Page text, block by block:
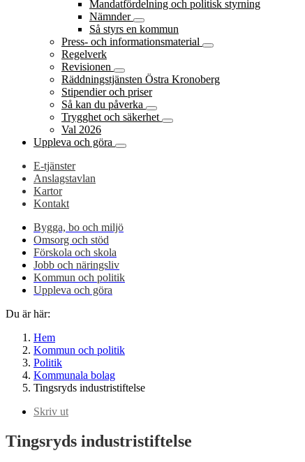
Mandatfördelning och politisk styrning
Nämnder
Så styrs en kommun
Press- och informationsmaterial
Regelverk
Revisionen
Räddningstjänsten Östra Kronoberg
Stipendier och priser
Så kan du påverka
Trygghet och säkerhet
Val 2026
Uppleva och göra
E-tjänster
Anslagstavlan
Kartor
Kontakt
Bygga, bo och miljö
Omsorg och stöd
Förskola och skola
Jobb och näringsliv
Kommun och politik
Uppleva och göra
Du är här:
Hem
Kommun och politik
Politik
Kommunala bolag
Tingsryds industristiftelse
Skriv ut
Tingsryds industristiftelse